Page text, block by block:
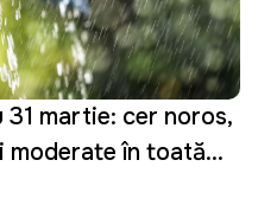
martie: cer noros,
moderate în toată